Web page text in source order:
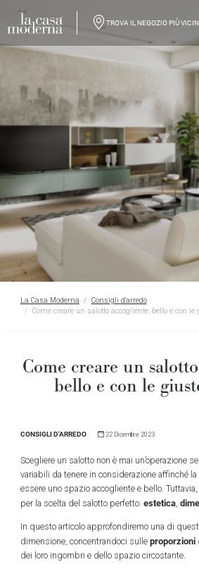
TROVA IL NEGOZIO PIÙ
La Casa Moderna
Consigli d'arredo
Come creare un salotto accogliente, bello e con
Come creare un
bello e con le
CONSIGLI D'ARREDO 22 Dicembre 2023
Scegliere un salotto non è mai un’operazione
variabili da tenere in considerazione affinché
essere uno spazio accogliente e bello.
per la scelta del salotto perfetto: estetica,
In questo articolo approfondiremo una di
dimensione, concentrandoci sulle proporzioni
dei loro ingombri e dello spazio circostante.